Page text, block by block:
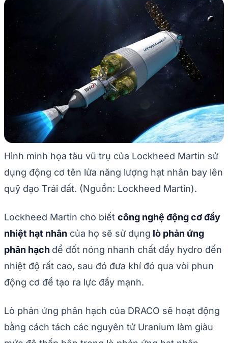
Hình minh họa tàu vũ trụ của Lockheed Martin sử
dụng động cơ tên lửa năng lượng hạt nhân bay lên
quỹ đạo Trái đất. (Nguồn: Lockheed Martin).
Lockheed Martin cho biết công nghệ động cơ đẩy
nhiệt hạt nhân của họ sẽ sử dụng lò phản ứng
phân hạch để đốt nóng nhanh chất đẩy hydro đến
nhiệt độ rất cao, sau đó đưa khí đó qua vòi phun
động cơ để tạo ra lực đẩy mạnh.
Lò phản ứng phân hạch của DRACO sẽ hoạt động
bằng cách tách các nguyên tử Uranium làm giàu